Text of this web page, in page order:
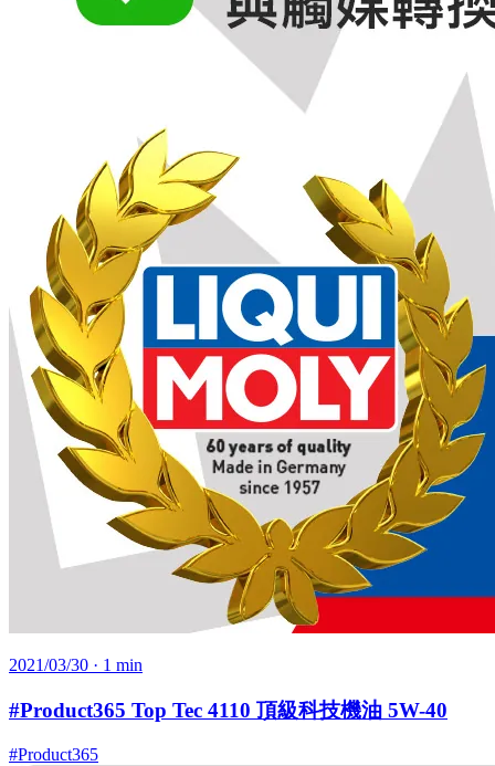
2021/03/30 · 1 min
#Product365 Top Tec 4110 頂級科技機油 5W-40
#Product365